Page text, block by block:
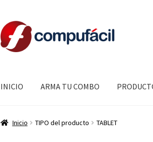
Ir
a
la
Ir
al
contenido
INICIO ARMA TU COMBO
Inicio TIPO del producto TABLET